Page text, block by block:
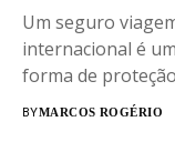
Um seguro
internacional é
forma de proteção
financeira que arca
BYMARCOS ROGÉRIO